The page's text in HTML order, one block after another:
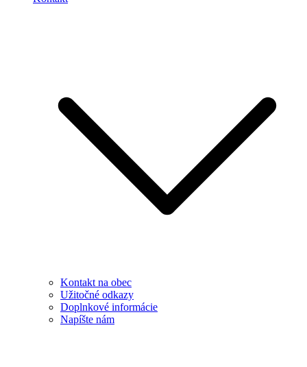
Kontakt na obec
Užitočné odkazy
Doplnkové informácie
Napíšte nám